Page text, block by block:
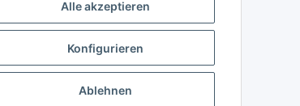
Alle akzeptieren
Konfigurieren
Ablehnen